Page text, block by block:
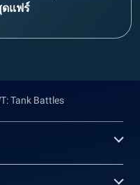
ดแฟร์
Tank Battles